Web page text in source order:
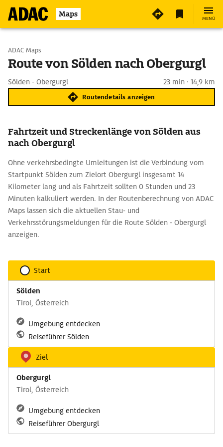
Maps MENÜ
Start wählen
ADAC Maps
Route von Sölden nach Obergurgl
Sölden - Obergurgl 23 min · 14,9 km
Routendetails anzeigen
Fahrtzeit und Streckenlänge von Sölden aus
nach Obergurgl
Ohne verkehrsbedingte Umleitungen ist die Verbindung vom
Startpunkt Sölden zum Zielort Obergurgl insgesamt 14
Kilometer lang und als Fahrtzeit sollten 0 Stunden und 23
Minuten kalkuliert werden. In der Routenberechnung von ADAC
Maps lassen sich die aktuellen Stau- und
Verkehrsstörungsmeldungen für die Route Sölden - Obergurgl
anzeigen.
Start
Sölden
Tirol, Österreich
Umgebung entdecken
Reiseführer Sölden
Ziel
Obergurgl
Tirol, Österreich
Umgebung entdecken
Reiseführer Obergurgl